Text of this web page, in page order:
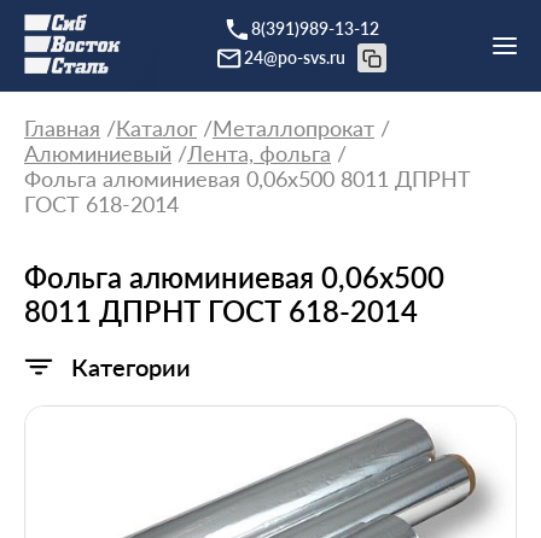
8(391)989-13-12
24@po-svs.ru
Главная Каталог
Металлопрокат
Алюминиевый
Лента, фольга
Фольга алюминиевая 0,06х500 8011 ДПРНТ
ГОСТ 618-2014
Фольга алюминиевая 0,06х500
8011 ДПРНТ ГОСТ 618-2014
Категории